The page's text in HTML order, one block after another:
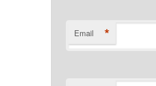
Email *